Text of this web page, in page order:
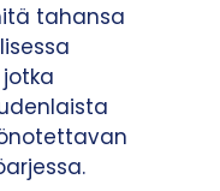
tahansa